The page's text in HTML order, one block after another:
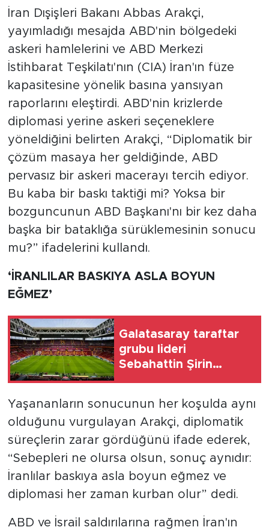
İran Dışişleri Bakanı Abbas Arakçi,
yayımladığı mesajda ABD'nin bölgedeki
askeri hamlelerini ve ABD Merkezi
İstihbarat Teşkilatı'nın (CIA) İran'ın füze
kapasitesine yönelik basına yansıyan
raporlarını eleştirdi. ABD'nin krizlerde
diplomasi yerine askeri seçeneklere
yöneldiğini belirten Arakçi, “Diplomatik bir
çözüm masaya her geldiğinde, ABD
pervasız bir askeri macerayı tercih ediyor.
Bu kaba bir baskı taktiği mi? Yoksa bir
bozguncunun ABD Başkanı'nı bir kez daha
başka bir bataklığa sürüklemesinin sonucu
mu?” ifadelerini kullandı.
‘İRANLILAR BASKIYA ASLA BOYUN
EĞMEZ’
Galatasaray taraftar
grubu lideri
Sebahattin Şirin
Yaşananların sonucunun her koşulda aynı
olduğunu vurgulayan Arakçi, diplomatik
süreçlerin zarar gördüğünü ifade ederek,
“Sebepleri ne olursa olsun, sonuç aynıdır:
İranlılar baskıya asla boyun eğmez ve
diplomasi her zaman kurban olur” dedi.
ABD ve İsrail saldırılarına rağmen İran'ın